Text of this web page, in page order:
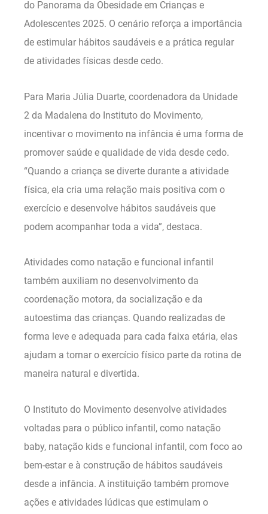
do Panorama da Obesidade em Crianças e
Adolescentes 2025. O cenário reforça a importância
de estimular hábitos saudáveis e a prática regular
de atividades físicas desde cedo.
Para Maria Júlia Duarte, coordenadora da Unidade
2 da Madalena do Instituto do Movimento,
incentivar o movimento na infância é uma forma de
promover saúde e qualidade de vida desde cedo.
“Quando a criança se diverte durante a atividade
física, ela cria uma relação mais positiva com o
exercício e desenvolve hábitos saudáveis que
podem acompanhar toda a vida”, destaca.
Atividades como natação e funcional infantil
também auxiliam no desenvolvimento da
coordenação motora, da socialização e da
autoestima das crianças. Quando realizadas de
forma leve e adequada para cada faixa etária, elas
ajudam a tornar o exercício físico parte da rotina de
maneira natural e divertida.
O Instituto do Movimento desenvolve atividades
voltadas para o público infantil, como natação
baby, natação kids e funcional infantil, com foco ao
bem-estar e à construção de hábitos saudáveis
desde a infância. A instituição também promove
ações e atividades lúdicas que estimulam o